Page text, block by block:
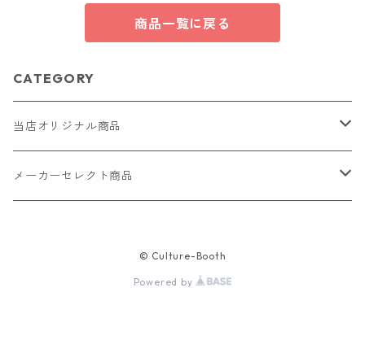
商品一覧に戻る
CATEGORY
当店オリジナル商品
レザー（革）
メーカーセレクト商品
© Culture-Booth
Powered by